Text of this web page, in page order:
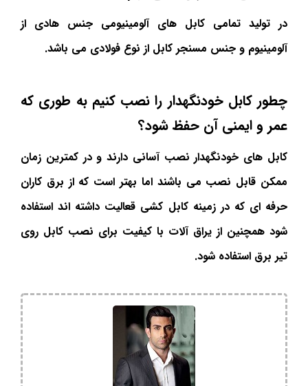
در تولید تمامی کابل های آلومینیومی جنس هادی از
آلومینیوم و جنس مسنجر کابل از نوع فولادی می باشد.
چطور کابل خودنگهدار را نصب کنیم به طوری که
عمر و ایمنی آن حفظ شود؟
کابل های خودنگهدار نصب آسانی دارند و در کمترین زمان
ممکن قابل نصب می باشند اما بهتر است که از برق کاران
حرفه ای که در زمینه کابل کشی قعالیت داشته اند استفاده
شود همچنین از یراق آلات با کیفیت برای نصب کابل روی
تیر برق استفاده شود.